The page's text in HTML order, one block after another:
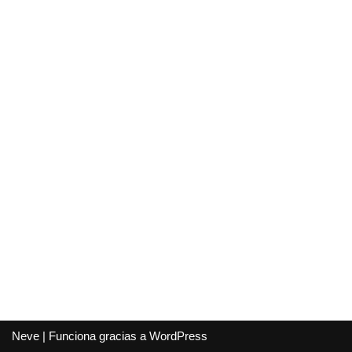
Neve | Funciona gracias a WordPress